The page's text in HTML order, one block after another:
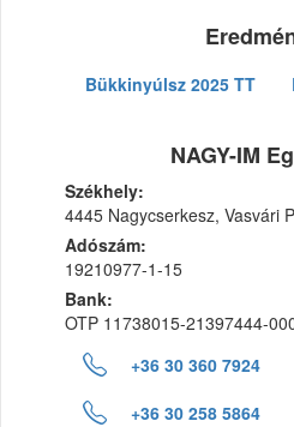
Bükkinyúlsz 2025 TT
NAGY-IM
Székhely:
4445 Nagycserkesz, Vasvári
Adószám:
19210977-1-15
Bank:
OTP 11738015-21397444-
+36 30 360 7924
+36 30 258 5864